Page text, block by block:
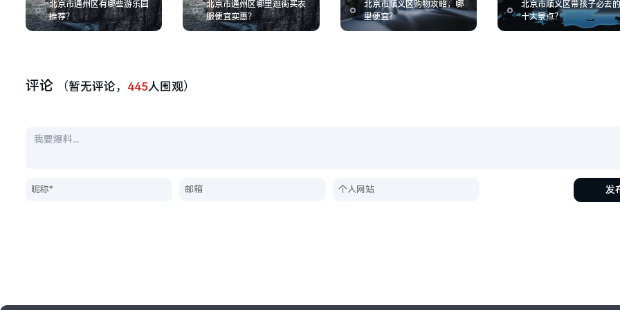
北京市通州区有哪些游乐园
推荐？
北京市通州区哪里逛街买衣
服便宜实惠？
北京市顺义区购物攻略，哪
里便宜？
北京市顺义区带孩子必去的
十大景点？
评论 （暂无评论， 445人围观）
发